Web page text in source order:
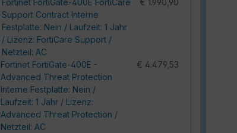
Support Contract Interne
Festplatte: Nein / Laufzeit: 1 Jahr
/ Lizenz: FortiCare Support /
Netzteil: AC
Fortinet FortiGate-400E -
Advanced Threat Protection
Interne Festplatte: Nein /
Laufzeit: 1 Jahr / Lizenz:
Advanced Threat Protection /
Netzteil: AC
€ 4.479,53